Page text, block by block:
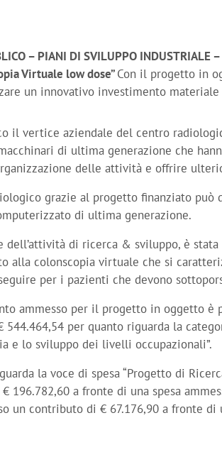
– PIANI DI SVILUPPO INDUSTRIALE
Virtuale low dose” Con il progetto in
un innovativo investimento
il vertice aziendale del centro
di ultima generazione che
delle attività e offrire
grazie al progetto finanziato
di ultima generazione.
dell’attività di ricerca & sviluppo, è
alla colonscopia virtuale che si
per i pazienti che devono
ammesso per il progetto in oggetto è
544.464,54 per quanto riguarda la
e lo sviluppo dei livelli occupazionali”.
la voce di spesa “Progetto di
196.782,60 a fronte di una spesa
un contributo di € 67.176,90 a fronte